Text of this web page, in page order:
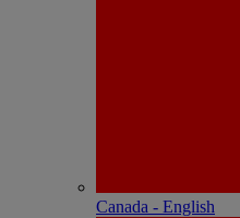
Canada - English